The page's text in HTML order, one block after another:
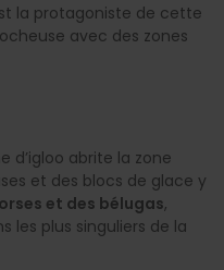
la protagoniste de cette
avec des zones
d’igloo abrite la zone
et des blocs de glace y
et des bélugas,
les plus singuliers de la